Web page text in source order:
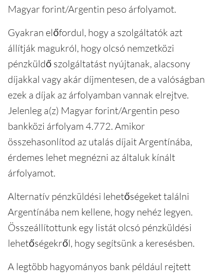
Magyar forint/Argentin peso árfolyamot.
Gyakran előfordul, hogy a szolgáltatók azt
állítják magukról, hogy olcsó nemzetközi
pénzküldő szolgáltatást nyújtanak, alacsony
díjakkal vagy akár díjmentesen, de a valóságban
ezek a díjak az árfolyamban vannak elrejtve.
Jelenleg a(z) Magyar forint/Argentin peso
bankközi árfolyam 4.772. Amikor
összehasonlítod az utalás díjait Argentínába,
érdemes lehet megnézni az általuk kínált
árfolyamot.
Alternatív pénzküldési lehetőségeket találni
Argentínába nem kellene, hogy nehéz legyen.
Összeállítottunk egy listát olcsó pénzküldési
lehetőségekről, hogy segítsünk a keresésben.
A legtöbb hagyományos bank például rejtett